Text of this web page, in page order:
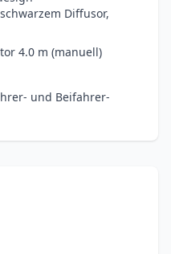
Diffusor,
4.0 m (manuell)
und Beifahrer-